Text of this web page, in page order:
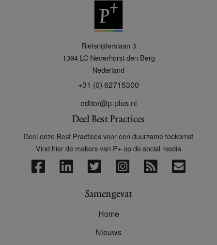
Rietsnijderslaan 3
1394 LC Nederhorst den Berg
Nederland
+31 (0) 62715300
editor@p-plus.nl
Deel Best Practices
Deel onze Best Practices voor een duurzame toekomst
Vind hier de makers van P+ op de social media
Samengevat
Home
Nieuws